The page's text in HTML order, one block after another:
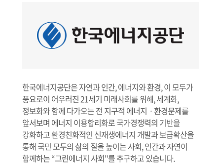
한국에너지공단은 자연과 인간, 에너지와 환경, 이 모두가
풍요로이 어우러진 21세기 미래사회를 위해, 세계화,
정보화와 함께 다가오는 전 지구적 에너지ㆍ환경문제를
앞서보며 에너지 이용합리화로 국가경쟁력의 기반을
강화하고 환경친화적인 신재생에너지 개발과 보급확산을
통해 국민 모두의 삶의 질을 높이는 사회, 인간과 자연이
함께하는 “그린에너지 사회"를 추구하고 있습니다.